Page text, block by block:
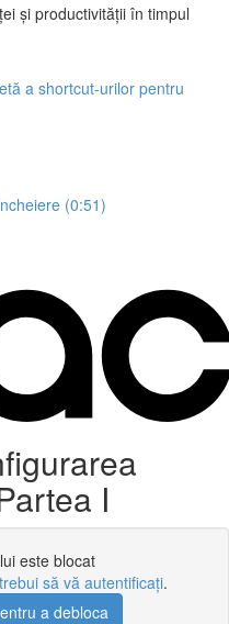
și productivității în timpul
a shortcut-urilor pentru
(0:51)
I
este blocat
să vă autentificați.
a debloca